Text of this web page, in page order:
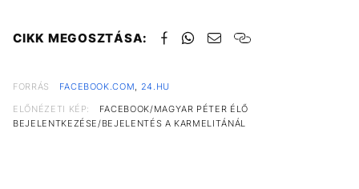
CIKK MEGOSZTÁSA:
FORRÁS FACEBOOK.COM, 24.HU
ELŐNÉZETI KÉP:
FACEBOOK/MAGYAR PÉTER ÉLŐ
BEJELENTKEZÉSE/BEJELENTÉS A KARMELITÁNÁL